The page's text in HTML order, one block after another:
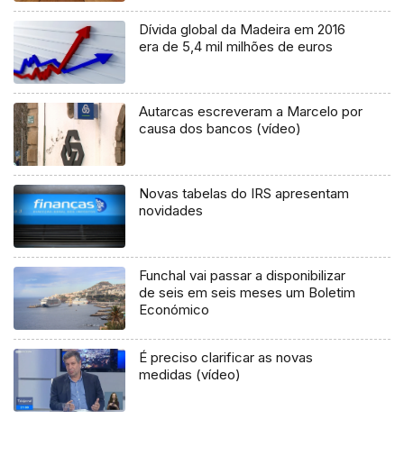
Dívida global da Madeira em 2016
era de 5,4 mil milhões de euros
Autarcas escreveram a Marcelo por
causa dos bancos (vídeo)
Novas tabelas do IRS apresentam
novidades
Funchal vai passar a disponibilizar
de seis em seis meses um Boletim
Económico
É preciso clarificar as novas
medidas (vídeo)